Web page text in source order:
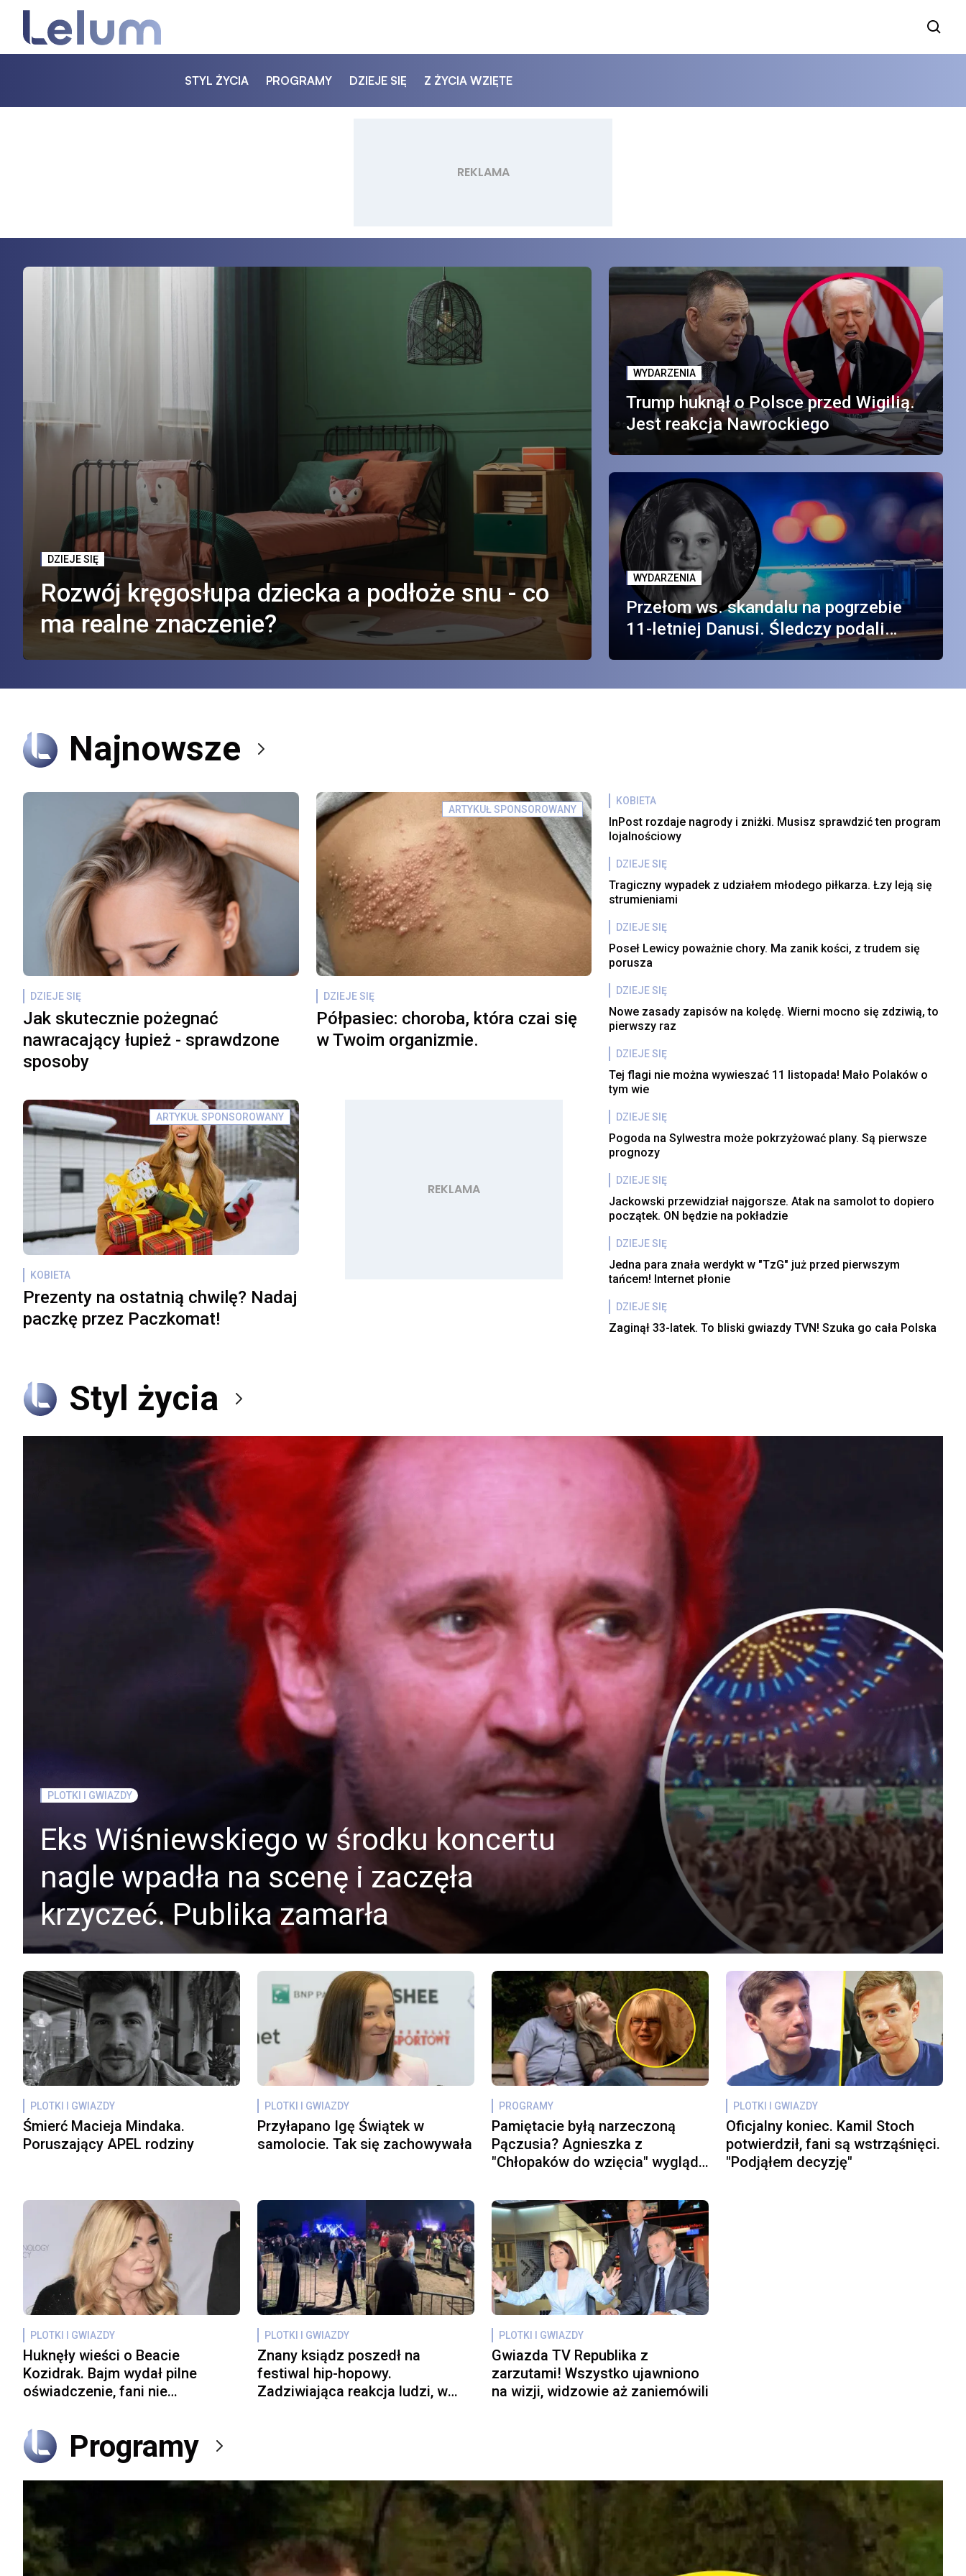
STYL ŻYCIA PROGRAMY DZIEJE SIĘ Z ŻYCIA WZIĘTE
DZIEJE SIĘ
Rozwój kręgosłupa dziecka a podłoże snu - co
ma realne znaczenie?
WYDARZENIA
Trump huknął o Polsce przed Wigilią.
Jest reakcja Nawrockiego
WYDARZENIA
Przełom ws. skandalu na pogrzebie
11-letniej Danusi. Śledczy podali
tożsamość autora dezinformacji
Najnowsze
DZIEJE SIĘ
Jak skutecznie pożegnać
nawracający łupież - sprawdzone
sposoby
ARTYKUŁ SPONSOROWANY
DZIEJE SIĘ
Półpasiec: choroba, która czai się
w Twoim organizmie.
ARTYKUŁ SPONSOROWANY
KOBIETA
Prezenty na ostatnią chwilę? Nadaj
paczkę przez Paczkomat!
KOBIETA
InPost rozdaje nagrody i zniżki. Musisz sprawdzić ten program
lojalnościowy
DZIEJE SIĘ
Tragiczny wypadek z udziałem młodego piłkarza. Łzy leją się
strumieniami
DZIEJE SIĘ
Poseł Lewicy poważnie chory. Ma zanik kości, z trudem się
porusza
DZIEJE SIĘ
Nowe zasady zapisów na kolędę. Wierni mocno się zdziwią, to
pierwszy raz
DZIEJE SIĘ
Tej flagi nie można wywieszać 11 listopada! Mało Polaków o
tym wie
DZIEJE SIĘ
Pogoda na Sylwestra może pokrzyżować plany. Są pierwsze
prognozy
DZIEJE SIĘ
Jackowski przewidział najgorsze. Atak na samolot to dopiero
początek. ON będzie na pokładzie
DZIEJE SIĘ
Jedna para znała werdykt w "TzG" już przed pierwszym
tańcem! Internet płonie
DZIEJE SIĘ
Zaginął 33-latek. To bliski gwiazdy TVN! Szuka go cała Polska
Styl życia
PLOTKI I GWIAZDY
Eks Wiśniewskiego w środku koncertu
nagle wpadła na scenę i zaczęła
krzyczeć. Publika zamarła
PLOTKI I GWIAZDY
Śmierć Macieja Mindaka.
Poruszający APEL rodziny
PLOTKI I GWIAZDY
Przyłapano Igę Świątek w
samolocie. Tak się zachowywała
PROGRAMY
Pamiętacie byłą narzeczoną
Pączusia? Agnieszka z
"Chłopaków do wzięcia" wygląda
PLOTKI I GWIAZDY
Oficjalny koniec. Kamil Stoch
potwierdził, fani są wstrząśnięci.
"Podjąłem decyzję"
PLOTKI I GWIAZDY
Huknęły wieści o Beacie
Kozidrak. Bajm wydał pilne
oświadczenie, fani nie
PLOTKI I GWIAZDY
Znany ksiądz poszedł na
festiwal hip-hopowy.
Zadziwiająca reakcja ludzi, w
PLOTKI I GWIAZDY
Gwiazda TV Republika z
zarzutami! Wszystko ujawniono
na wizji, widzowie aż zaniemówili
Programy